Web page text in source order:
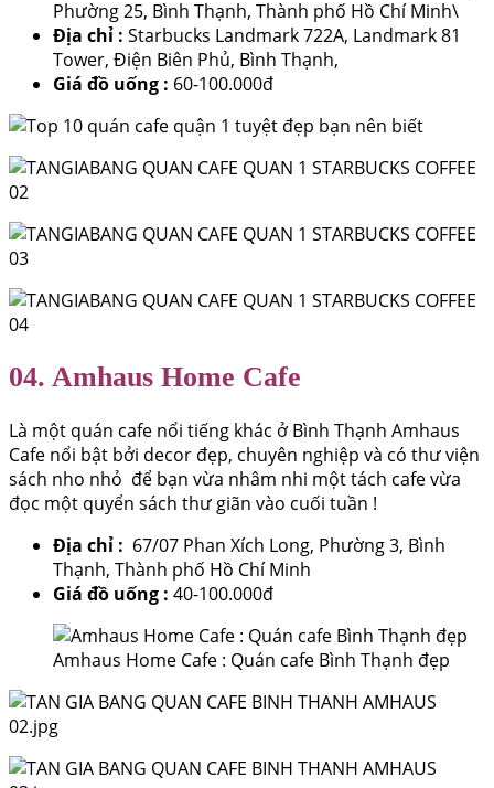
Phường 25, Bình Thạnh, Thành phố Hồ Chí Minh\
Địa chỉ : Starbucks Landmark 722A, Landmark 81
Tower, Điện Biên Phủ, Bình Thạnh,
Giá đồ uống : 60-100.000đ
04. Amhaus Home Cafe
Là một quán cafe nổi tiếng khác ở Bình Thạnh Amhaus
Cafe nổi bật bởi decor đẹp, chuyên nghiệp và có thư viện
sách nho nhỏ để bạn vừa nhâm nhi một tách cafe vừa
đọc một quyển sách thư giãn vào cuối tuần !
Địa chỉ : 67/07 Phan Xích Long, Phường 3, Bình
Thạnh, Thành phố Hồ Chí Minh
Giá đồ uống : 40-100.000đ
Amhaus Home Cafe : Quán cafe Bình Thạnh đẹp